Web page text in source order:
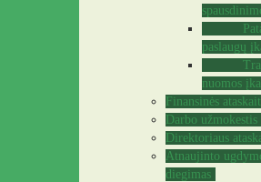
paslaugų
nuomos
Finansinės
Darbo užmokestis
Direktoriaus
Atnaujinto
diegimas